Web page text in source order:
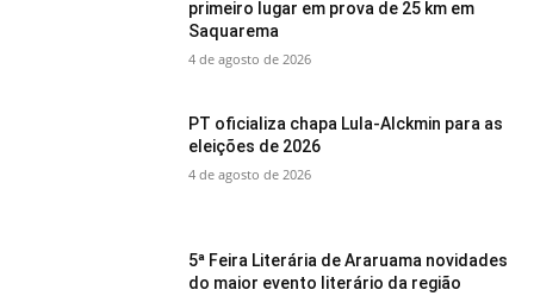
primeiro lugar em prova de 25 km em
Saquarema
4 de agosto de 2026
PT oficializa chapa Lula-Alckmin para as
eleições de 2026
4 de agosto de 2026
5ª Feira Literária de Araruama novidades
do maior evento literário da região